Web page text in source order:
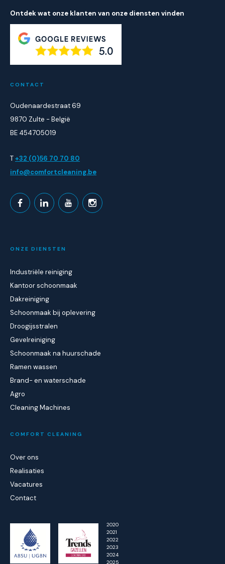
Ontdek wat onze klanten van onze diensten vinden
CONTACT
Oudenaardestraat 69
9870 Zulte - België
BE 454705019
T+32 (0)56 70 70 80
info@comfortcleaning.be
ONZE DIENSTEN
Industriële reiniging
Kantoor schoonmaak
Dakreiniging
Schoonmaak bij oplevering
Droogijsstralen
Gevelreiniging
Schoonmaak na huurschade
Ramen wassen
Brand- en waterschade
Agro
Cleaning Machines
COMFORT CLEANING
Over ons
Realisaties
Vacatures
Contact
2020
2021
2022
2023
2024
2025